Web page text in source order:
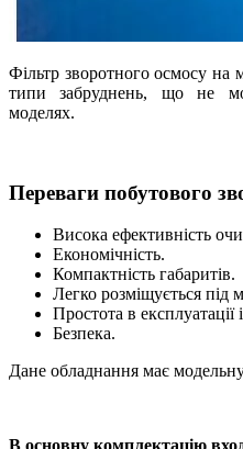
Фільтр зворотного осмосу на
типи забруднень, що не
моделях.
Переваги побутового
Висока ефективність
Економічність.
Компактність габаритів.
Легко розміщується під
Простота в експлуатації
Безпека.
Дане обладнання має